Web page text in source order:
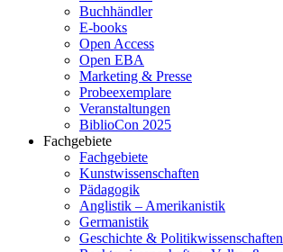
Buchhändler
E-books
Open Access
Open EBA
Marketing & Presse
Probeexemplare
Veranstaltungen
BiblioCon 2025
Fachgebiete
Fachgebiete
Kunstwissenschaften
Pädagogik
Anglistik – Amerikanistik
Germanistik
Geschichte & Politikwissenschaften